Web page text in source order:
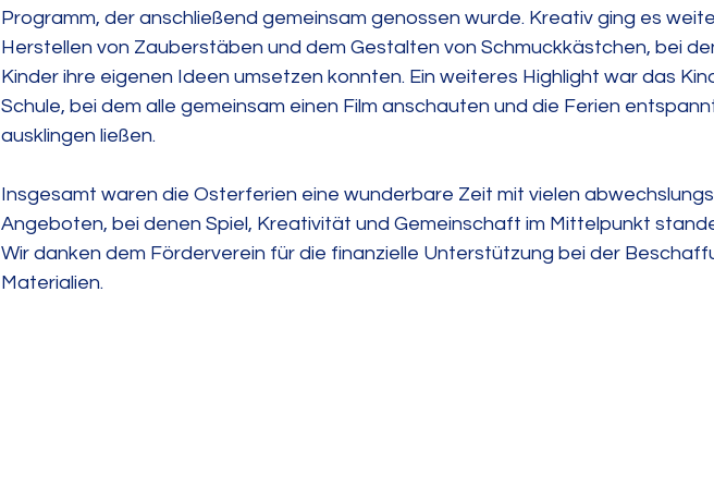
Programm, der anschließend gemeinsam genossen wurde. Kreativ ging es
Herstellen von Zauberstäben und dem Gestalten von Schmuckkästchen, bei
Kinder ihre eigenen Ideen umsetzen konnten. Ein weiteres Highlight war das
Schule, bei dem alle gemeinsam einen Film anschauten und die Ferien
ausklingen ließen.
Insgesamt waren die Osterferien eine wunderbare Zeit mit vielen
Angeboten, bei denen Spiel, Kreativität und Gemeinschaft im Mittelpunkt
Wir danken dem Förderverein für die finanzielle Unterstützung bei der
Materialien.